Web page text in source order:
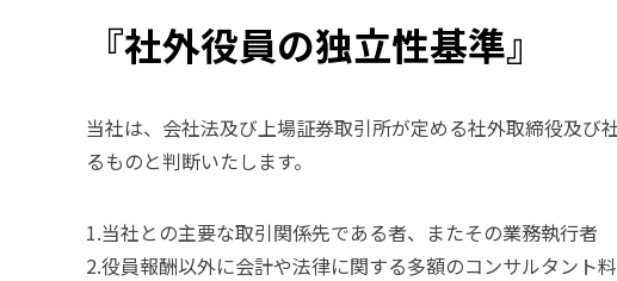
『社外役員の独立性基準』
当社は、会社法及び上場証券取引所が定める社外取締役及
るものと判断いたします。
1.当社との主要な取引関係先である者、またその業務執行者
2.役員報酬以外に会計や法律に関する多額のコンサルタント